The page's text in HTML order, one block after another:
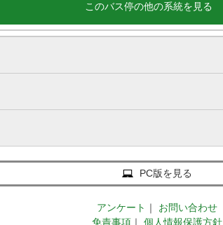
このバス停の他の系統を見る
PC版を見る
アンケート ｜
お問い合わせ
免責事項 ｜ 個人情報保護方針